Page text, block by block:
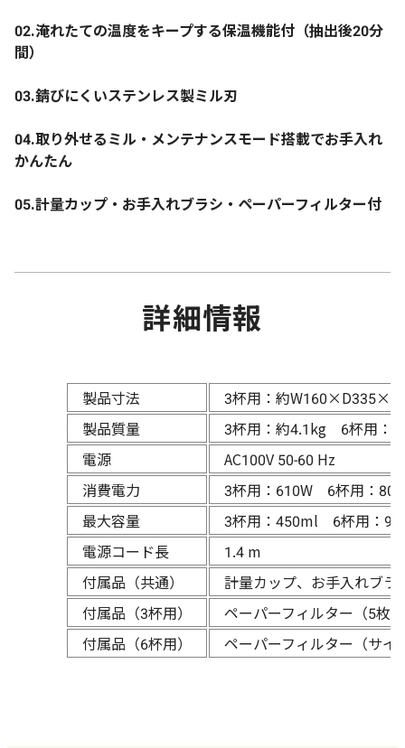
02.淹れたての温度をキープする保温機能付（抽出後20分
間）
03.錆びにくいステンレス製ミル刃
04.取り外せるミル・メンテナンスモード搭載でお手入れ
かんたん
05.計量カップ・お手入れブラシ・ペーパーフィルター付
詳細情報
製品寸法
3杯用：約
製品質量
3杯用：約4.1kg 6杯用：
電源
AC100V 50-60 Hz
消費電力
3杯用：610W 6杯用：
最大容量
3杯用：450ml 6杯用：
電源コード長
1.4 m
付属品（共通）
計量カップ、お手入れブ
付属品（3杯用）
ペーパーフィルター（5枚）
付属品（6杯用）
ペーパーフィルター（サ